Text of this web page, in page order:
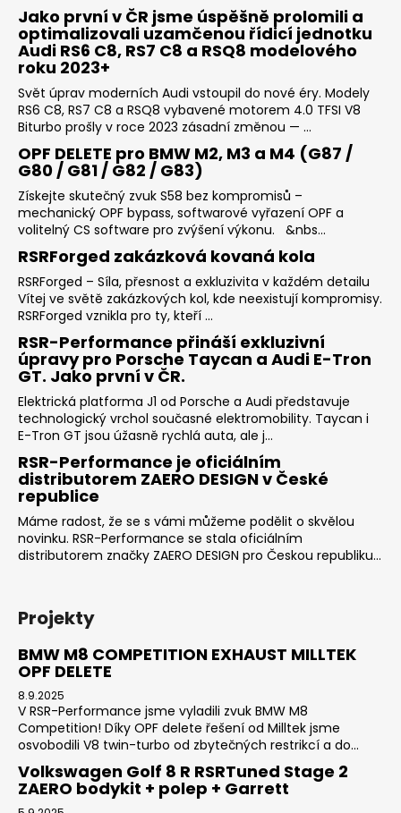
Jako první v ČR jsme úspěšně prolomili a
optimalizovali uzamčenou řídicí jednotku
Audi RS6 C8, RS7 C8 a RSQ8 modelového
roku 2023+
Svět úprav moderních Audi vstoupil do nové éry. Modely
RS6 C8, RS7 C8 a RSQ8 vybavené motorem 4.0 TFSI V8
Biturbo prošly v roce 2023 zásadní změnou — ...
OPF DELETE pro BMW M2, M3 a M4 (G87 /
G80 / G81 / G82 / G83)
Získejte skutečný zvuk S58 bez kompromisů –
mechanický OPF bypass, softwarové vyřazení OPF a
volitelný CS software pro zvýšení výkonu. &nbs...
RSRForged zakázková kovaná kola
RSRForged – Síla, přesnost a exkluzivita v každém detailu
Vítej ve světě zakázkových kol, kde neexistují kompromisy.
RSRForged vznikla pro ty, kteří ...
RSR-Performance přináší exkluzivní
úpravy pro Porsche Taycan a Audi E-Tron
GT. Jako první v ČR.
Elektrická platforma J1 od Porsche a Audi představuje
technologický vrchol současné elektromobility. Taycan i
E-Tron GT jsou úžasně rychlá auta, ale j...
RSR-Performance je oficiálním
distributorem ZAERO DESIGN v České
republice
Máme radost, že se s vámi můžeme podělit o skvělou
novinku. RSR-Performance se stala oficiálním
distributorem značky ZAERO DESIGN pro Českou republiku...
Projekty
BMW M8 COMPETITION EXHAUST MILLTEK
OPF DELETE
8.9.2025
V RSR-Performance jsme vyladili zvuk BMW M8
Competition! Díky OPF delete řešení od Milltek jsme
osvobodili V8 twin-turbo od zbytečných restrikcí a do...
Volkswagen Golf 8 R RSRTuned Stage 2
ZAERO bodykit + polep + Garrett